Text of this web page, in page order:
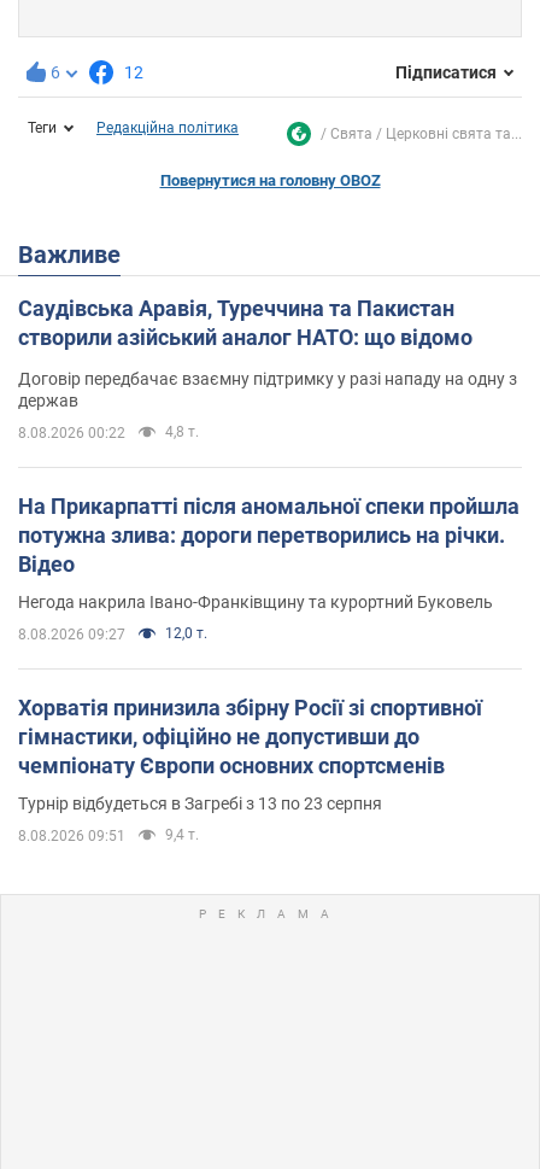
6 12 Підписатися
Теги Редакційна політика Свята Церковні свята та...
Повернутися на головну OBOZ
Важливе
Саудівська Аравія, Туреччина та Пакистан
створили азійський аналог НАТО: що відомо
Договір передбачає взаємну підтримку у разі нападу на одну з
держав
8.08.2026 00:22 4,8 т.
На Прикарпатті після аномальної спеки пройшла
потужна злива: дороги перетворились на річки.
Відео
Негода накрила Івано-Франківщину та курортний Буковель
8.08.2026 09:27 12,0 т.
Хорватія принизила збірну Росії зі спортивної
гімнастики, офіційно не допустивши до
чемпіонату Європи основних спортсменів
Турнір відбудеться в Загребі з 13 по 23 серпня
8.08.2026 09:51 9,4 т.